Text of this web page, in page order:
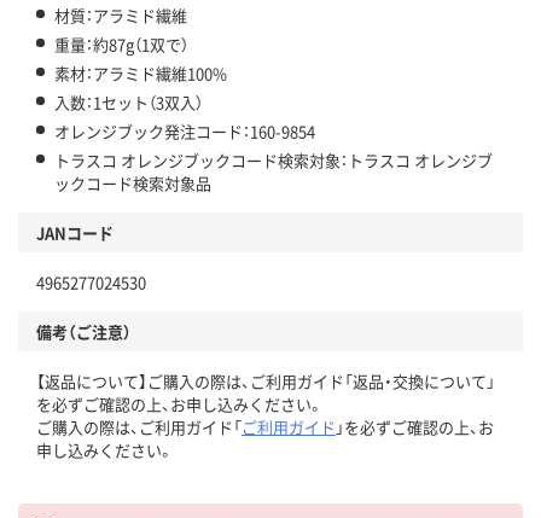
材質：アラミド繊維
重量：約87g（1双で）
素材：アラミド繊維100%
入数：1セット（3双入）
オレンジブック発注コード：160-9854
トラスコ オレンジブックコード検索対象：トラスコ オレンジブ
ックコード検索対象品
JANコード
4965277024530
備考（ご注意）
【返品について】ご購入の際は、ご利用ガイド「返品・交換について」
を必ずご確認の上、お申し込みください。
ご購入の際は、ご利用ガイド「ご利用ガイド 」を必ずご確認の上、お
申し込みください。